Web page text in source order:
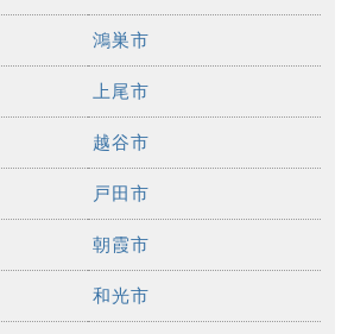
鴻巣市
上尾市
越谷市
戸田市
朝霞市
和光市